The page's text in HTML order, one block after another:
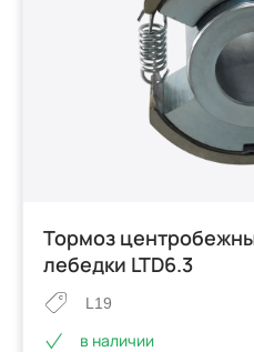
Тормоз
лебедки LTD6.3
L19
в наличии